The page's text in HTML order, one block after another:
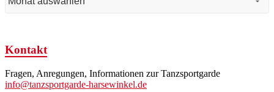
Kontakt
Fragen, Anregungen, Informationen zur Tanzsportgarde
info@tanzsportgarde-harsewinkel.de